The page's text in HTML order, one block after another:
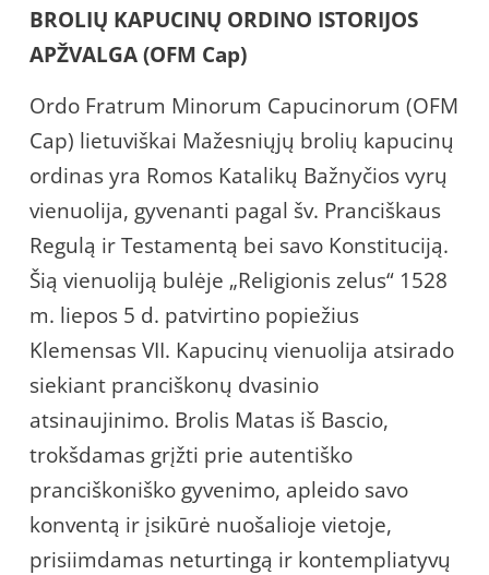
BROLIŲ KAPUCINŲ ORDINO ISTORIJOS
APŽVALGA(OFM Cap)
Ordo Fratrum Minorum Capucinorum (OFM
Cap) lietuviškai Mažesniųjų brolių kapucinų
ordinas yra Romos Katalikų Bažnyčios vyrų
vienuolija, gyvenanti pagal šv. Pranciškaus
Regulą ir Testamentą bei savo Konstituciją.
Šią vienuoliją bulėje „Religionis zelus“ 1528
m. liepos 5 d. patvirtino popiežius
Klemensas VII. Kapucinų vienuolija atsirado
siekiant pranciškonų dvasinio
atsinaujinimo. Brolis Matas iš Bascio,
trokšdamas grįžti prie autentiško
pranciškoniško gyvenimo, apleido savo
konventą ir įsikūrė nuošalioje vietoje,
prisiimdamas neturtingą ir kontempliatyvų